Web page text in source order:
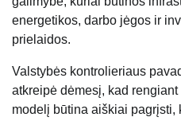
energetikos, darbo jėgos ir
prielaidos.
Valstybės kontrolieriaus
atkreipė dėmesį, kad
modelį būtina aiškiai